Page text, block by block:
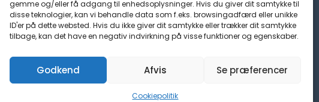
gemme og/eller få adgang til enhedsoplysninger. Hvis du giver dit samtykke til
disse teknologier, kan vi behandle data som f.eks. browsingadfærd eller unikke
ID'er på dette websted. Hvis du ikke giver dit samtykke eller trækker dit samtykke
tilbage, kan det have en negativ indvirkning på visse funktioner og egenskaber.
Godkend Afvis Se præferencer
Cookiepolitik